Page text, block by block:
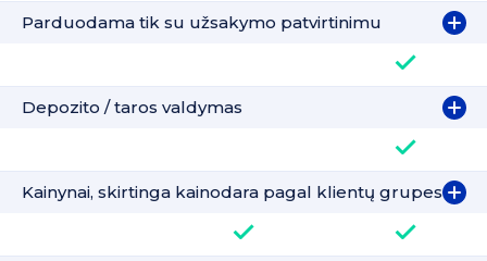
Parduodama tik su užsakymo patvirtinimu
Depozito / taros valdymas
Kainynai, skirtinga kainodara pagal klientų grupes